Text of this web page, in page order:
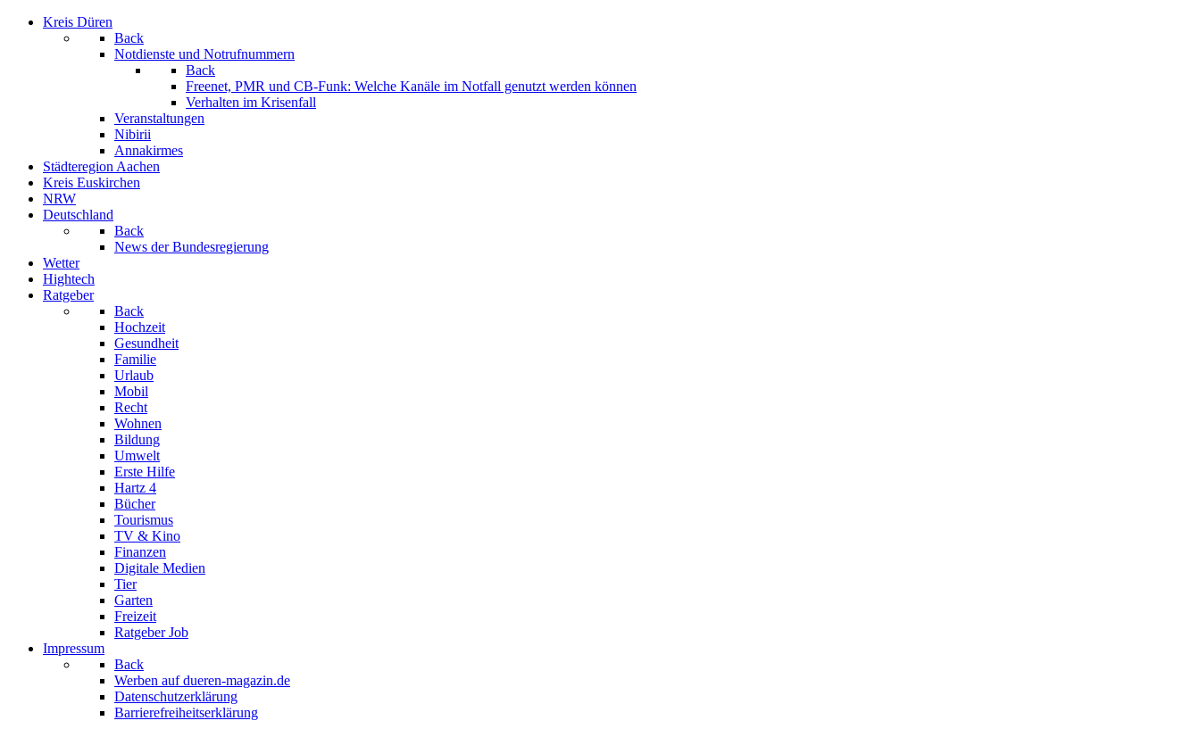
Kreis Düren
Back
Notdienste und Notrufnummern
Back
Freenet, PMR und CB-Funk: Welche Kanäle im Notfall genutzt werden können
Verhalten im Krisenfall
Veranstaltungen
Nibirii
Annakirmes
Städteregion Aachen
Kreis Euskirchen
NRW
Deutschland
Back
News der Bundesregierung
Wetter
Hightech
Ratgeber
Back
Hochzeit
Gesundheit
Familie
Urlaub
Mobil
Recht
Wohnen
Bildung
Umwelt
Erste Hilfe
Hartz 4
Bücher
Tourismus
TV & Kino
Finanzen
Digitale Medien
Tier
Garten
Freizeit
Ratgeber Job
Impressum
Back
Werben auf dueren-magazin.de
Datenschutzerklärung
Barrierefreiheitserklärung